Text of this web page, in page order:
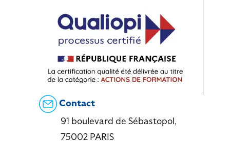
Contact
91 boulevard de Sébastopol,
75002 PARIS